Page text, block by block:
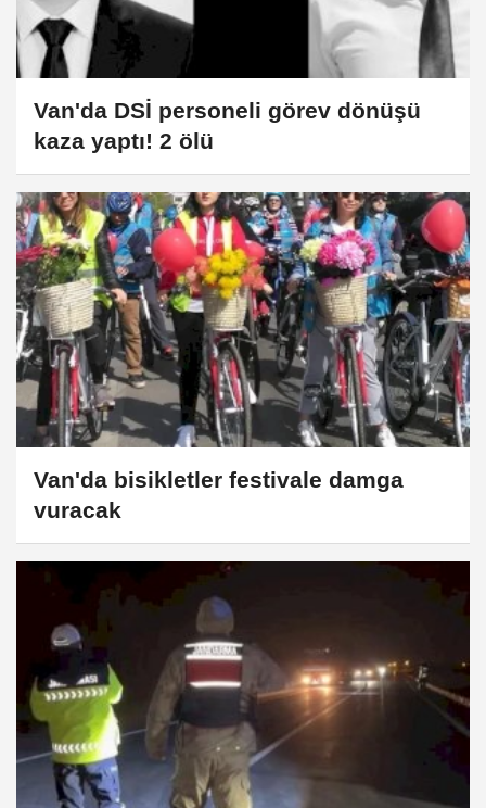
Van'da DSİ personeli görev dönüşü
kaza yaptı! 2 ölü
Van'da bisikletler festivale damga
vuracak